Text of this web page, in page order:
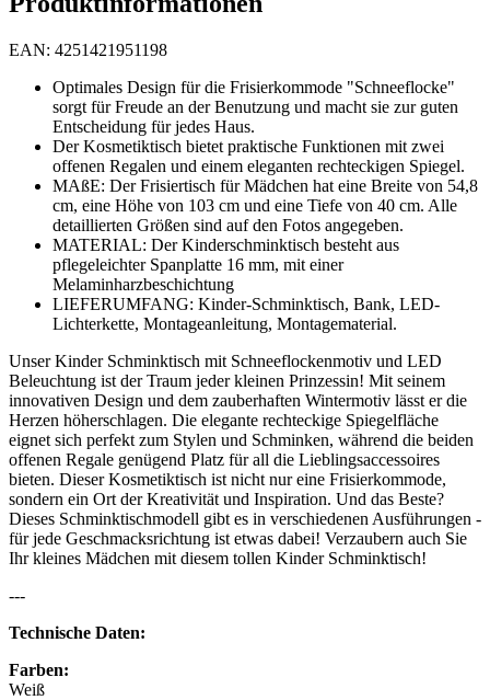
EAN: 4251421951198
Optimales Design für die Frisierkommode "Schneeflocke"
sorgt für Freude an der Benutzung und macht sie zur guten
Entscheidung für jedes Haus.
Der Kosmetiktisch bietet praktische Funktionen mit zwei
offenen Regalen und einem eleganten rechteckigen Spiegel.
MAßE: Der Frisiertisch für Mädchen hat eine Breite von 54,8
cm, eine Höhe von 103 cm und eine Tiefe von 40 cm. Alle
detaillierten Größen sind auf den Fotos angegeben.
MATERIAL: Der Kinderschminktisch besteht aus
pflegeleichter Spanplatte 16 mm, mit einer
Melaminharzbeschichtung
LIEFERUMFANG: Kinder-Schminktisch, Bank, LED-
Lichterkette, Montageanleitung, Montagematerial.
Unser Kinder Schminktisch mit Schneeflockenmotiv und LED
Beleuchtung ist der Traum jeder kleinen Prinzessin! Mit seinem
innovativen Design und dem zauberhaften Wintermotiv lässt er die
Herzen höherschlagen. Die elegante rechteckige Spiegelfläche
eignet sich perfekt zum Stylen und Schminken, während die beiden
offenen Regale genügend Platz für all die Lieblingsaccessoires
bieten. Dieser Kosmetiktisch ist nicht nur eine Frisierkommode,
sondern ein Ort der Kreativität und Inspiration. Und das Beste?
Dieses Schminktischmodell gibt es in verschiedenen Ausführungen -
für jede Geschmacksrichtung ist etwas dabei! Verzaubern auch Sie
Ihr kleines Mädchen mit diesem tollen Kinder Schminktisch!
---
Technische Daten:
Farben:
Weiß